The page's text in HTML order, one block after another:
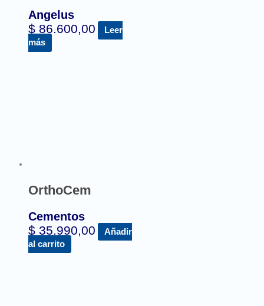
Angelus
$ 86.600,00
Leer
más
OrthoCem
Cementos
$ 35.990,00
Añadir
al carrito